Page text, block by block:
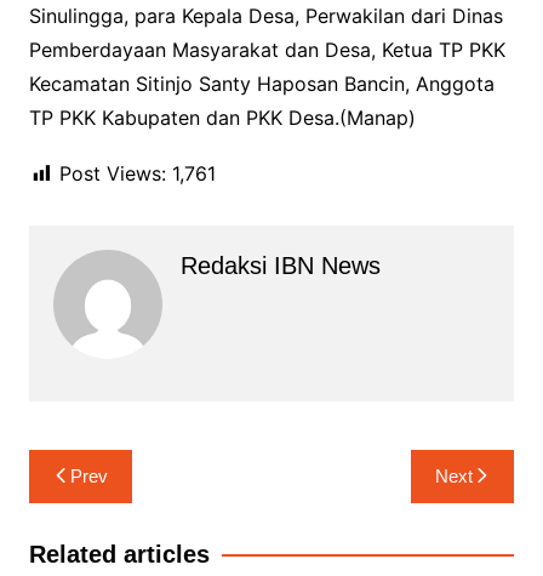
Sinulingga, para Kepala Desa, Perwakilan dari Dinas
Pemberdayaan Masyarakat dan Desa, Ketua TP PKK
Kecamatan Sitinjo Santy Haposan Bancin, Anggota
TP PKK Kabupaten dan PKK Desa.(Manap)
Post Views: 1,761
Redaksi IBN News
Navigasi
pos
Prev Next
Related articles